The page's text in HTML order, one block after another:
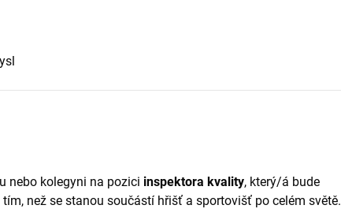
nebo kolegyni na pozici inspektora kvality, který/á bude
než se stanou součástí hřišť a sportovišť po celém světě.